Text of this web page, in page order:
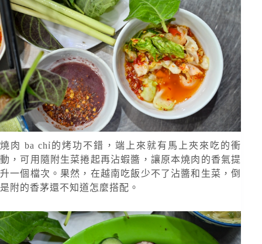
燒肉 ba chỉ的烤功不錯，端上來就有馬上夾來吃的衝
動，可用隨附生菜捲起再沾蝦醬，讓原本燒肉的香氣提
升一個檔次。果然，在越南吃飯少不了沾醬和生菜，倒
是附的香茅還不知道怎麼搭配。